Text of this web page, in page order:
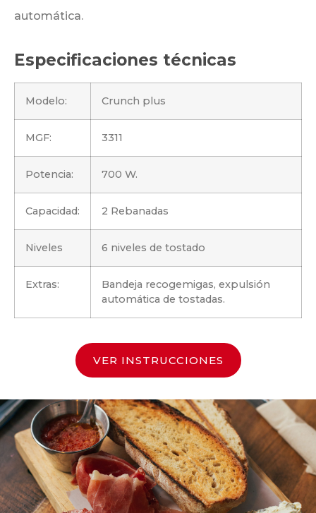
automática.
Especificaciones técnicas
Modelo: Crunch plus
MGF: 3311
Potencia: 700 W.
Capacidad: 2 Rebanadas
Niveles 6 niveles de tostado
Extras:
Bandeja recogemigas, expulsión
automática de tostadas.
VER INSTRUCCIONES